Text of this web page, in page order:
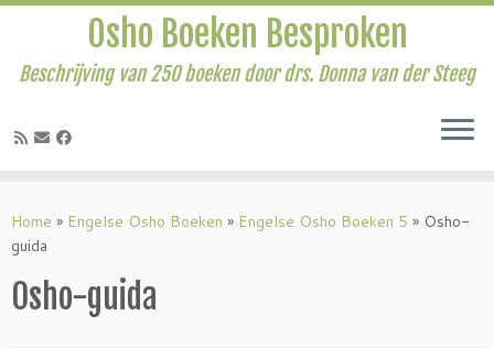
naar
inhoud
Osho Boeken Besproken
Beschrijving van 250 boeken door drs. Donna van der Steeg
Home » Engelse Osho Boeken » Engelse Osho Boeken 5 » Osho-
guida
Osho-guida